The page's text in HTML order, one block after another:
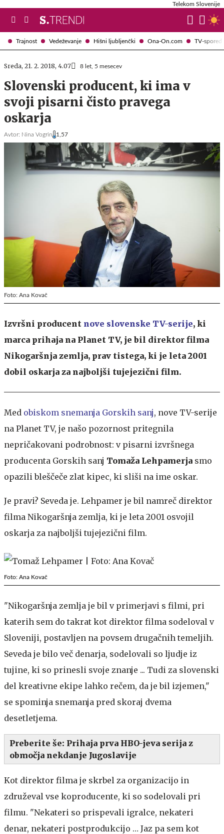
Trajnost Vedeževanje Hišni ljubljenčki Ona-On.com TV-spored
Telekom Slovenije
Sreda, 21. 2. 2018, 4.07 8 let, 5 mesecev
Slovenski producent, ki ima v
svoji pisarni čisto pravega
oskarja
Avtor: Nina Vogrin 1,57
Foto: Ana Kovač
Izvršni producent nove slovenske TV-serije, ki
marca prihaja na Planet TV, je bil direktor filma
Nikogaršnja zemlja, prav tistega, ki je leta 2001
dobil oskarja za najboljši tujejezični film.
Med obiskom snemanja Gorskih sanj, nove TV-serije
na Planet TV, je našo pozornost pritegnila
nepričakovani podrobnost: v pisarni izvršnega
producenta Gorskih sanj Tomaža Lehpamerja smo
opazili bleščeče zlat kipec, ki sliši na ime oskar.
Je pravi? Seveda je. Lehpamer je bil namreč direktor
filma Nikogaršnja zemlja, ki je leta 2001 osvojil
oskarja za najboljši tujejezični film.
Foto: Ana Kovač
"Nikogaršnja zemlja je bil v primerjavi s filmi, pri
katerih sem do takrat kot direktor filma sodeloval v
Sloveniji, postavljen na povsem drugačnih temeljih.
Seveda je bilo več denarja, sodelovali so ljudje iz
tujine, ki so prinesli svoje znanje ... Tudi za slovenski
del kreativne ekipe lahko rečem, da je bil izjemen,"
se spominja snemanja pred skoraj dvema
desetletjema.
Preberite še: Prihaja prva HBO-jeva serija z
območja nekdanje Jugoslavije
Kot direktor filma je skrbel za organizacijo in
združeval vse koproducente, ki so sodelovali pri
filmu. "Nekateri so prispevali igralce, nekateri
denar, nekateri postprodukcijo … Jaz pa sem kot